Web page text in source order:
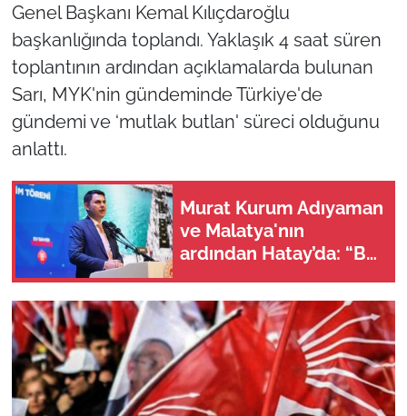
Genel Başkanı Kemal Kılıçdaroğlu
başkanlığında toplandı. Yaklaşık 4 saat süren
toplantının ardından açıklamalarda bulunan
Sarı, MYK'nin gündeminde Türkiye'de
gündemi ve ‘mutlak butlan' süreci olduğunu
anlattı.
Murat Kurum Adıyaman
ve Malatya'nın
ardından Hatay’da: “Bu
ilişkisiyle yürümez”